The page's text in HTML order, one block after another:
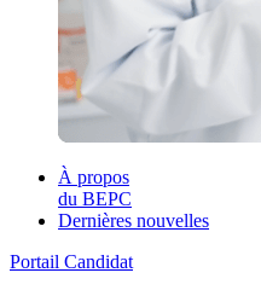
À propos
du BEPC
Dernières nouvelles
Portail Candidat